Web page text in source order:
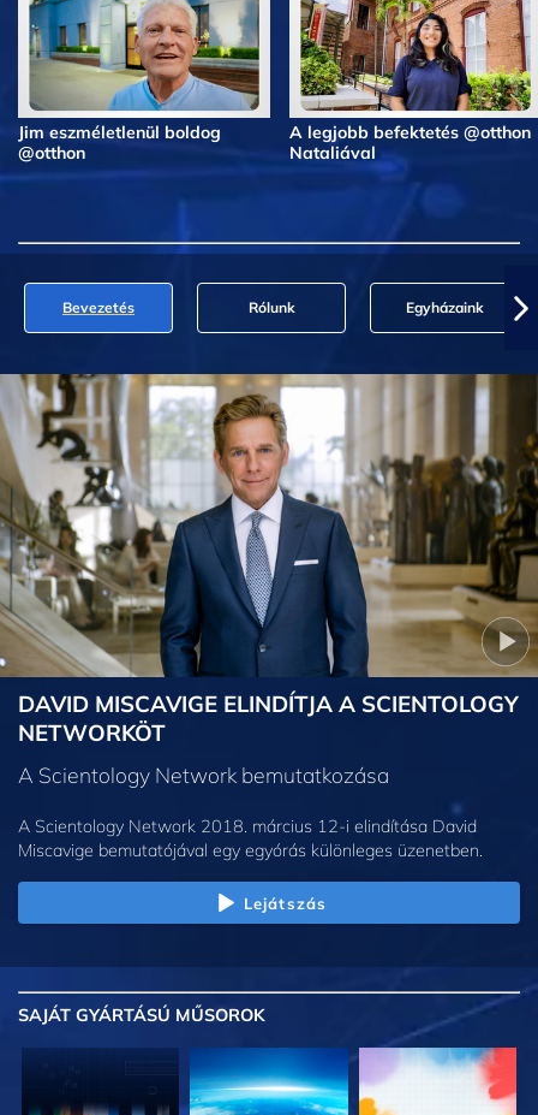
Jim eszméletlenül boldog
@otthon
A legjobb befektetés @otthon
Nataliával
Bevezetés Rólunk Egyházaink
DAVID MISCAVIGE ELINDÍTJA A SCIENTOLOGY
NETWORKÖT
A Scientology Network bemutatkozása
A Scientology Network 2018. március 12-i elindítása David
Miscavige bemutatójával egy egyórás különleges üzenetben.
Lejátszás
SAJÁT GYÁRTÁSÚ MŰSOROK